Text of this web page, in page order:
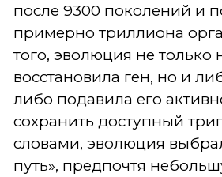
после 9300 поколений и
примерно триллиона
того, эволюция не только
восстановила ген, но и
либо подавила его
сохранить доступный
словами, эволюция
путь», предпочтя